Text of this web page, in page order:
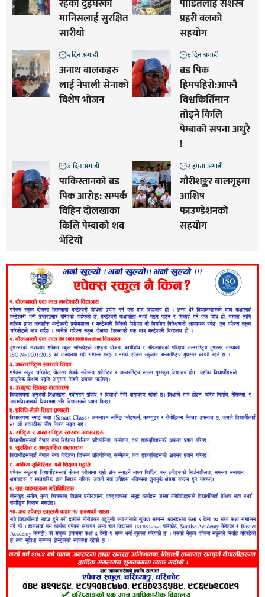
रहेकाे दुईघरका
मानिसलाई सुरक्षित
सारीयाे
पीडितलाई सशस्त्र
प्रहरी बलको
सहयोग
अनाथ बालकहरु
लाई नेपाली सेनाको
विशेष भोजन
५ दिन अगाडी
ब्रड पिक
हिमपहिरो:आफ्नै
विश्वकिर्तिमान
तोड्ने किलि
पेम्बाको सपना अधुरै
!
६ दिन अगाडी
पाकिस्तानको ब्रड
पिक आरोह‌‌: सम्पर्क
विहिन दोलखाका
किलि पेम्बाको शव
भेटियो
७ दिन अगाडी
गौरीशङ्कर बालगृहमा
आशिष
फाउण्डेशनको
सहयोग
२ हफ्ता अगाडी